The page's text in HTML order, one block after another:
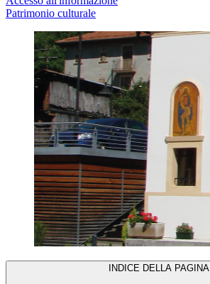
Patrimonio culturale
INDICE DELLA PAGINA